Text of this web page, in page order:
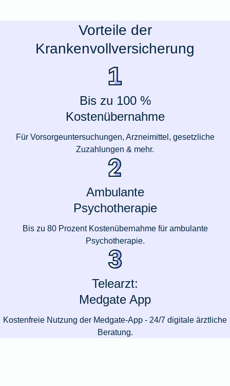
Vorteile der
Krankenvollversicherung
Bis zu 100 %
Kostenübernahme
Für Vorsorgeuntersuchungen, Arzneimittel, gesetzliche
Zuzahlungen & mehr.
Ambulante
Psychotherapie
Bis zu 80 Prozent Kostenübernahme für ambulante
Psychotherapie.
Telearzt:
Medgate App
Kostenfreie Nutzung der Medgate-App - 24/7 digitale ärztliche
Beratung.